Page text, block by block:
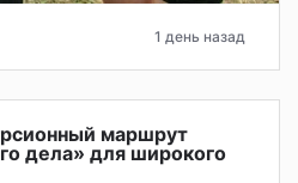
1 день назад
маршрут
дела» для широкого